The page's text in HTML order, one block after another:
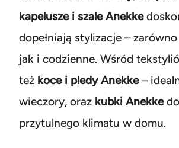
kapelusze i szale Anekke
dopełniają stylizacje –
jak i codzienne. Wśród
też koce i pledy Anekke–
wieczory, oraz kubki Anekke
przytulnego klimatu w domu.